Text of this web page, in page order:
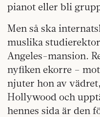
pianot eller bli
Men så ska
muslika studierektor
Angeles-mansion.
nyfiken ekorre –
njuter hon av
Hollywood och
hennes sida är den